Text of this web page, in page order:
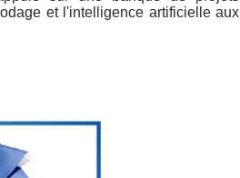
et l'intelligence artificielle aux